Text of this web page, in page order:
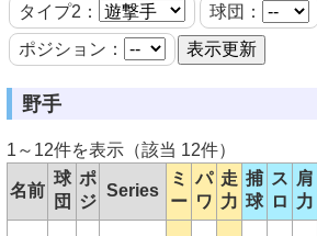
タイプ2：
球団：
ポジション：
野手
1～12件を表示（該当 12件）
名前
球
団
ポ
ジ
Series
ミ
ー
パ
ワ
走
力
捕
球
ス
ロ
肩
力